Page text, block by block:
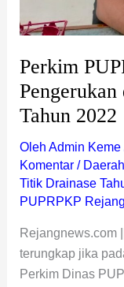
Perkim
Tahun 2022
Oleh Admin Keme
Komentar / Daerah
Titik Drainase
PUPRPKP
Rejangnews.com
terungkap jika
Perkim Dinas